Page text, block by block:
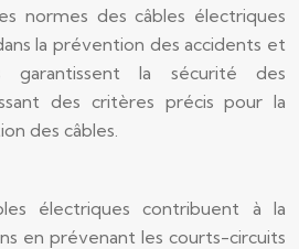
normes des câbles électriques
la prévention des accidents et
garantissent la sécurité des
des critères précis pour la
des câbles.
électriques contribuent à la
en prévenant les courts-circuits